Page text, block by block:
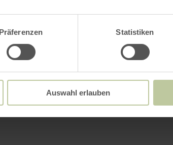
Präferenzen Statistiken
Auswahl erlauben